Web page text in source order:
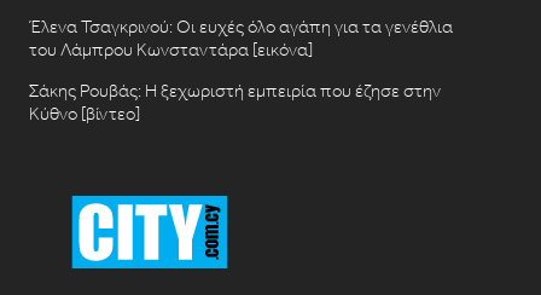
Έλενα Τσαγκρινού: Οι ευχές όλο αγάπη για τα γενέθλια
του Λάμπρου Κωνσταντάρα [εικόνα]
Σάκης Ρουβάς: Η ξεχωριστή εμπειρία που έζησε στην
Κύθνο [βίντεο]